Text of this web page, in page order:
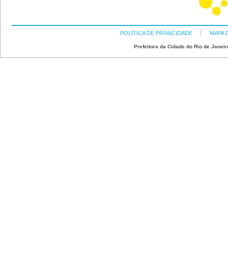
POLÍTICA DE PRIVACIDADE MAPA
Prefeitura da Cidade do Rio de